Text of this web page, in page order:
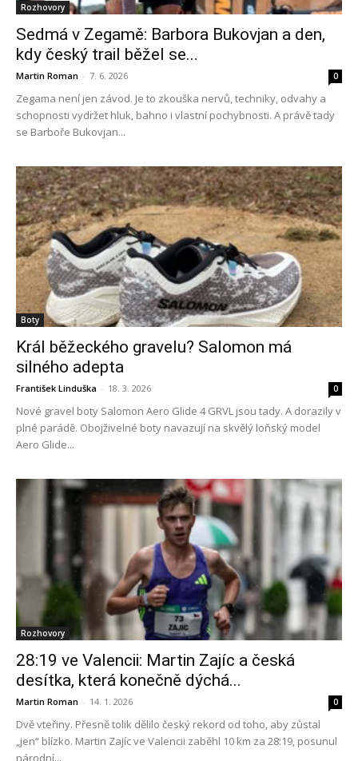
Rozhovory
Sedmá v Zegamě: Barbora Bukovjan a den,
kdy český trail běžel se...
Martin Roman - 7. 6. 2026 0
Zegama není jen závod. Je to zkouška nervů, techniky, odvahy a
schopnosti vydržet hluk, bahno i vlastní pochybnosti. A právě tady
se Barboře Bukovjan...
Boty
Král běžeckého gravelu? Salomon má
silného adepta
František Linduška - 18. 3. 2026 0
Nové gravel boty Salomon Aero Glide 4 GRVL jsou tady. A dorazily v
plné parádě. Obojživelné boty navazují na skvělý loňský model
Aero Glide...
Rozhovory
28:19 ve Valencii: Martin Zajíc a česká
desítka, která konečně dýchá...
Martin Roman - 14. 1. 2026 0
Dvě vteřiny. Přesně tolik dělilo český rekord od toho, aby zůstal
„jen“ blízko. Martin Zajíc ve Valencii zaběhl 10 km za 28:19, posunul
národní...